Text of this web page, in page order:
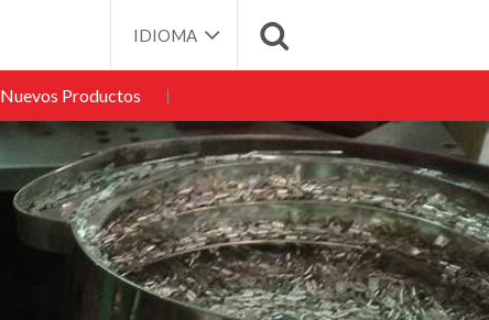
IDIOMA
Nuevos Productos